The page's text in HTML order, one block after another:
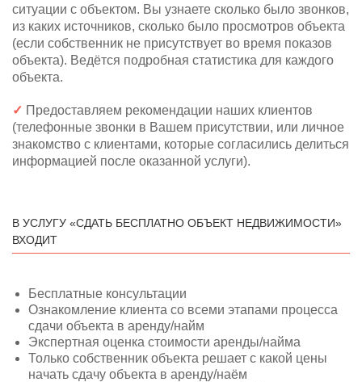
ситуации с объектом. Вы узнаете сколько было звонков,
из каких источников, сколько было просмотров объекта
(если собственник не присутствует во время показов
объекта). Ведётся подробная статистика для каждого
объекта.
✓ Предоставляем рекомендации наших клиентов
(телефонные звонки в Вашем присутствии, или личное
знакомство с клиентами, которые согласились делиться
информацией после оказанной услуги).
В УСЛУГУ «СДАТЬ БЕСПЛАТНО ОБЪЕКТ НЕДВИЖИМОСТИ»
ВХОДИТ
Бесплатные консультации
Ознакомление клиента со всеми этапами процесса
сдачи объекта в аренду/найм
Экспертная оценка стоимости аренды/найма
Только собственник объекта решает с какой цены
начать сдачу объекта в аренду/наём